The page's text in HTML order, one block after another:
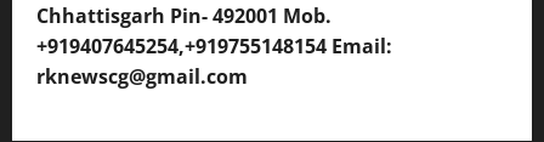
Chhattisgarh Pin- 492001 Mob.
+919407645254,+919755148154 Email:
rknewscg@gmail.com